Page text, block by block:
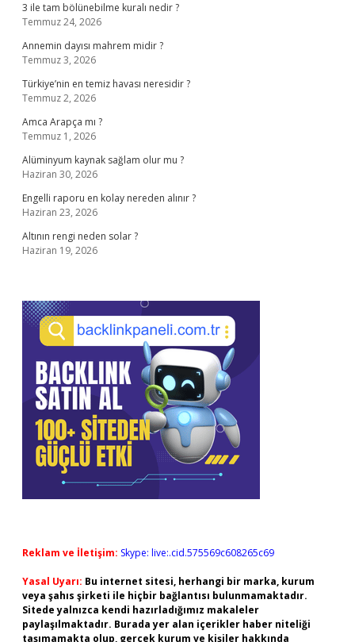
3 ile tam bölünebilme kuralı nedir ?
Temmuz 24, 2026
Annemin dayısı mahrem midir ?
Temmuz 3, 2026
Türkiye’nin en temiz havası neresidir ?
Temmuz 2, 2026
Amca Arapça mı ?
Temmuz 1, 2026
Alüminyum kaynak sağlam olur mu ?
Haziran 30, 2026
Engelli raporu en kolay nereden alınır ?
Haziran 23, 2026
Altının rengi neden solar ?
Haziran 19, 2026
Reklam ve İletişim: Skype: live:.cid.575569c608265c69
Yasal Uyarı: Bu internet sitesi, herhangi bir marka, kurum
veya şahıs şirketi ile hiçbir bağlantısı bulunmamaktadır.
Sitede yalnızca kendi hazırladığımız makaleler
paylaşılmaktadır. Burada yer alan içerikler haber niteliği
taşımamakta olup, gerçek kurum ve kişiler hakkında